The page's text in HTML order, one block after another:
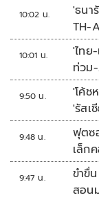
Monomax และ
10:02 น.
'ธนา
TH-
จุดเ
ทาง
ใช้เ
10:01 น.
'ไทย
ท่วม
9:50 น.
'โค้ช
'รัสเ
9:48 น.
ฟุตซ
เล็ก
9:47 น.
ขำขื่
สอน